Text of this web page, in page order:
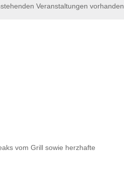
Veranstaltungen vorhanden.
vom Grill sowie herzhafte